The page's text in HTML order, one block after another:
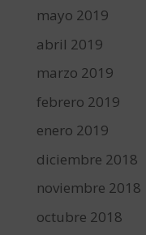
mayo 2019
abril 2019
marzo 2019
febrero 2019
enero 2019
diciembre 2018
noviembre 2018
octubre 2018